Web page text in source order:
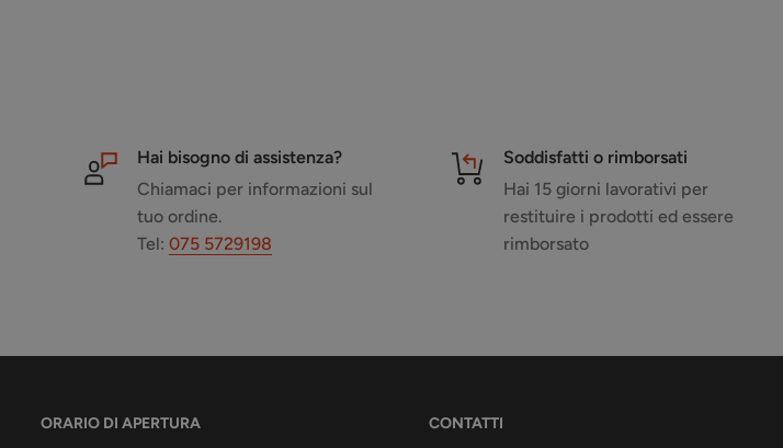
Hai bisogno di assistenza?
Chiamaci per informazioni sul
tuo ordine.
Tel: 075 5729198
Soddisfatti o rimborsati
Hai 15 giorni lavorativi per
restituire i prodotti ed essere
rimborsato
ORARIO DI APERTURA CONTATTI